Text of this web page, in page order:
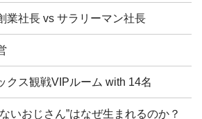
業社長 vs サラリーマン社長
クス観戦VIPルーム with 14名
ないおじさん”はなぜ生まれるのか？